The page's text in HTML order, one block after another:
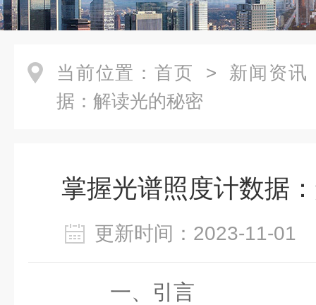
当前位置： 首页 > 新闻资讯
据：解读光的秘密
掌握光谱照度计数据
更新时间：2023-11-
一、引言